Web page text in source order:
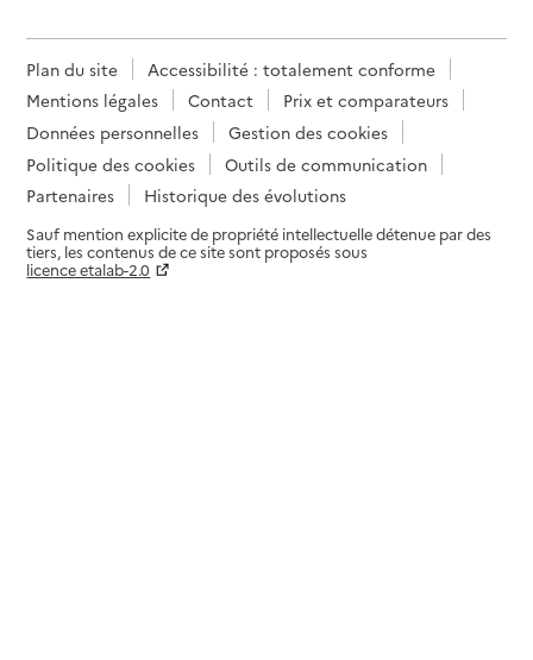
Plan du site
Accessibilité : totalement conforme
Mentions légales
Contact
Prix et comparateurs
Données personnelles
Gestion des cookies
Politique des cookies
Outils de communication
Partenaires
Historique des évolutions
Sauf mention explicite de propriété intellectuelle détenue par des
tiers, les contenus de ce site sont proposés sous
licence etalab-2.0